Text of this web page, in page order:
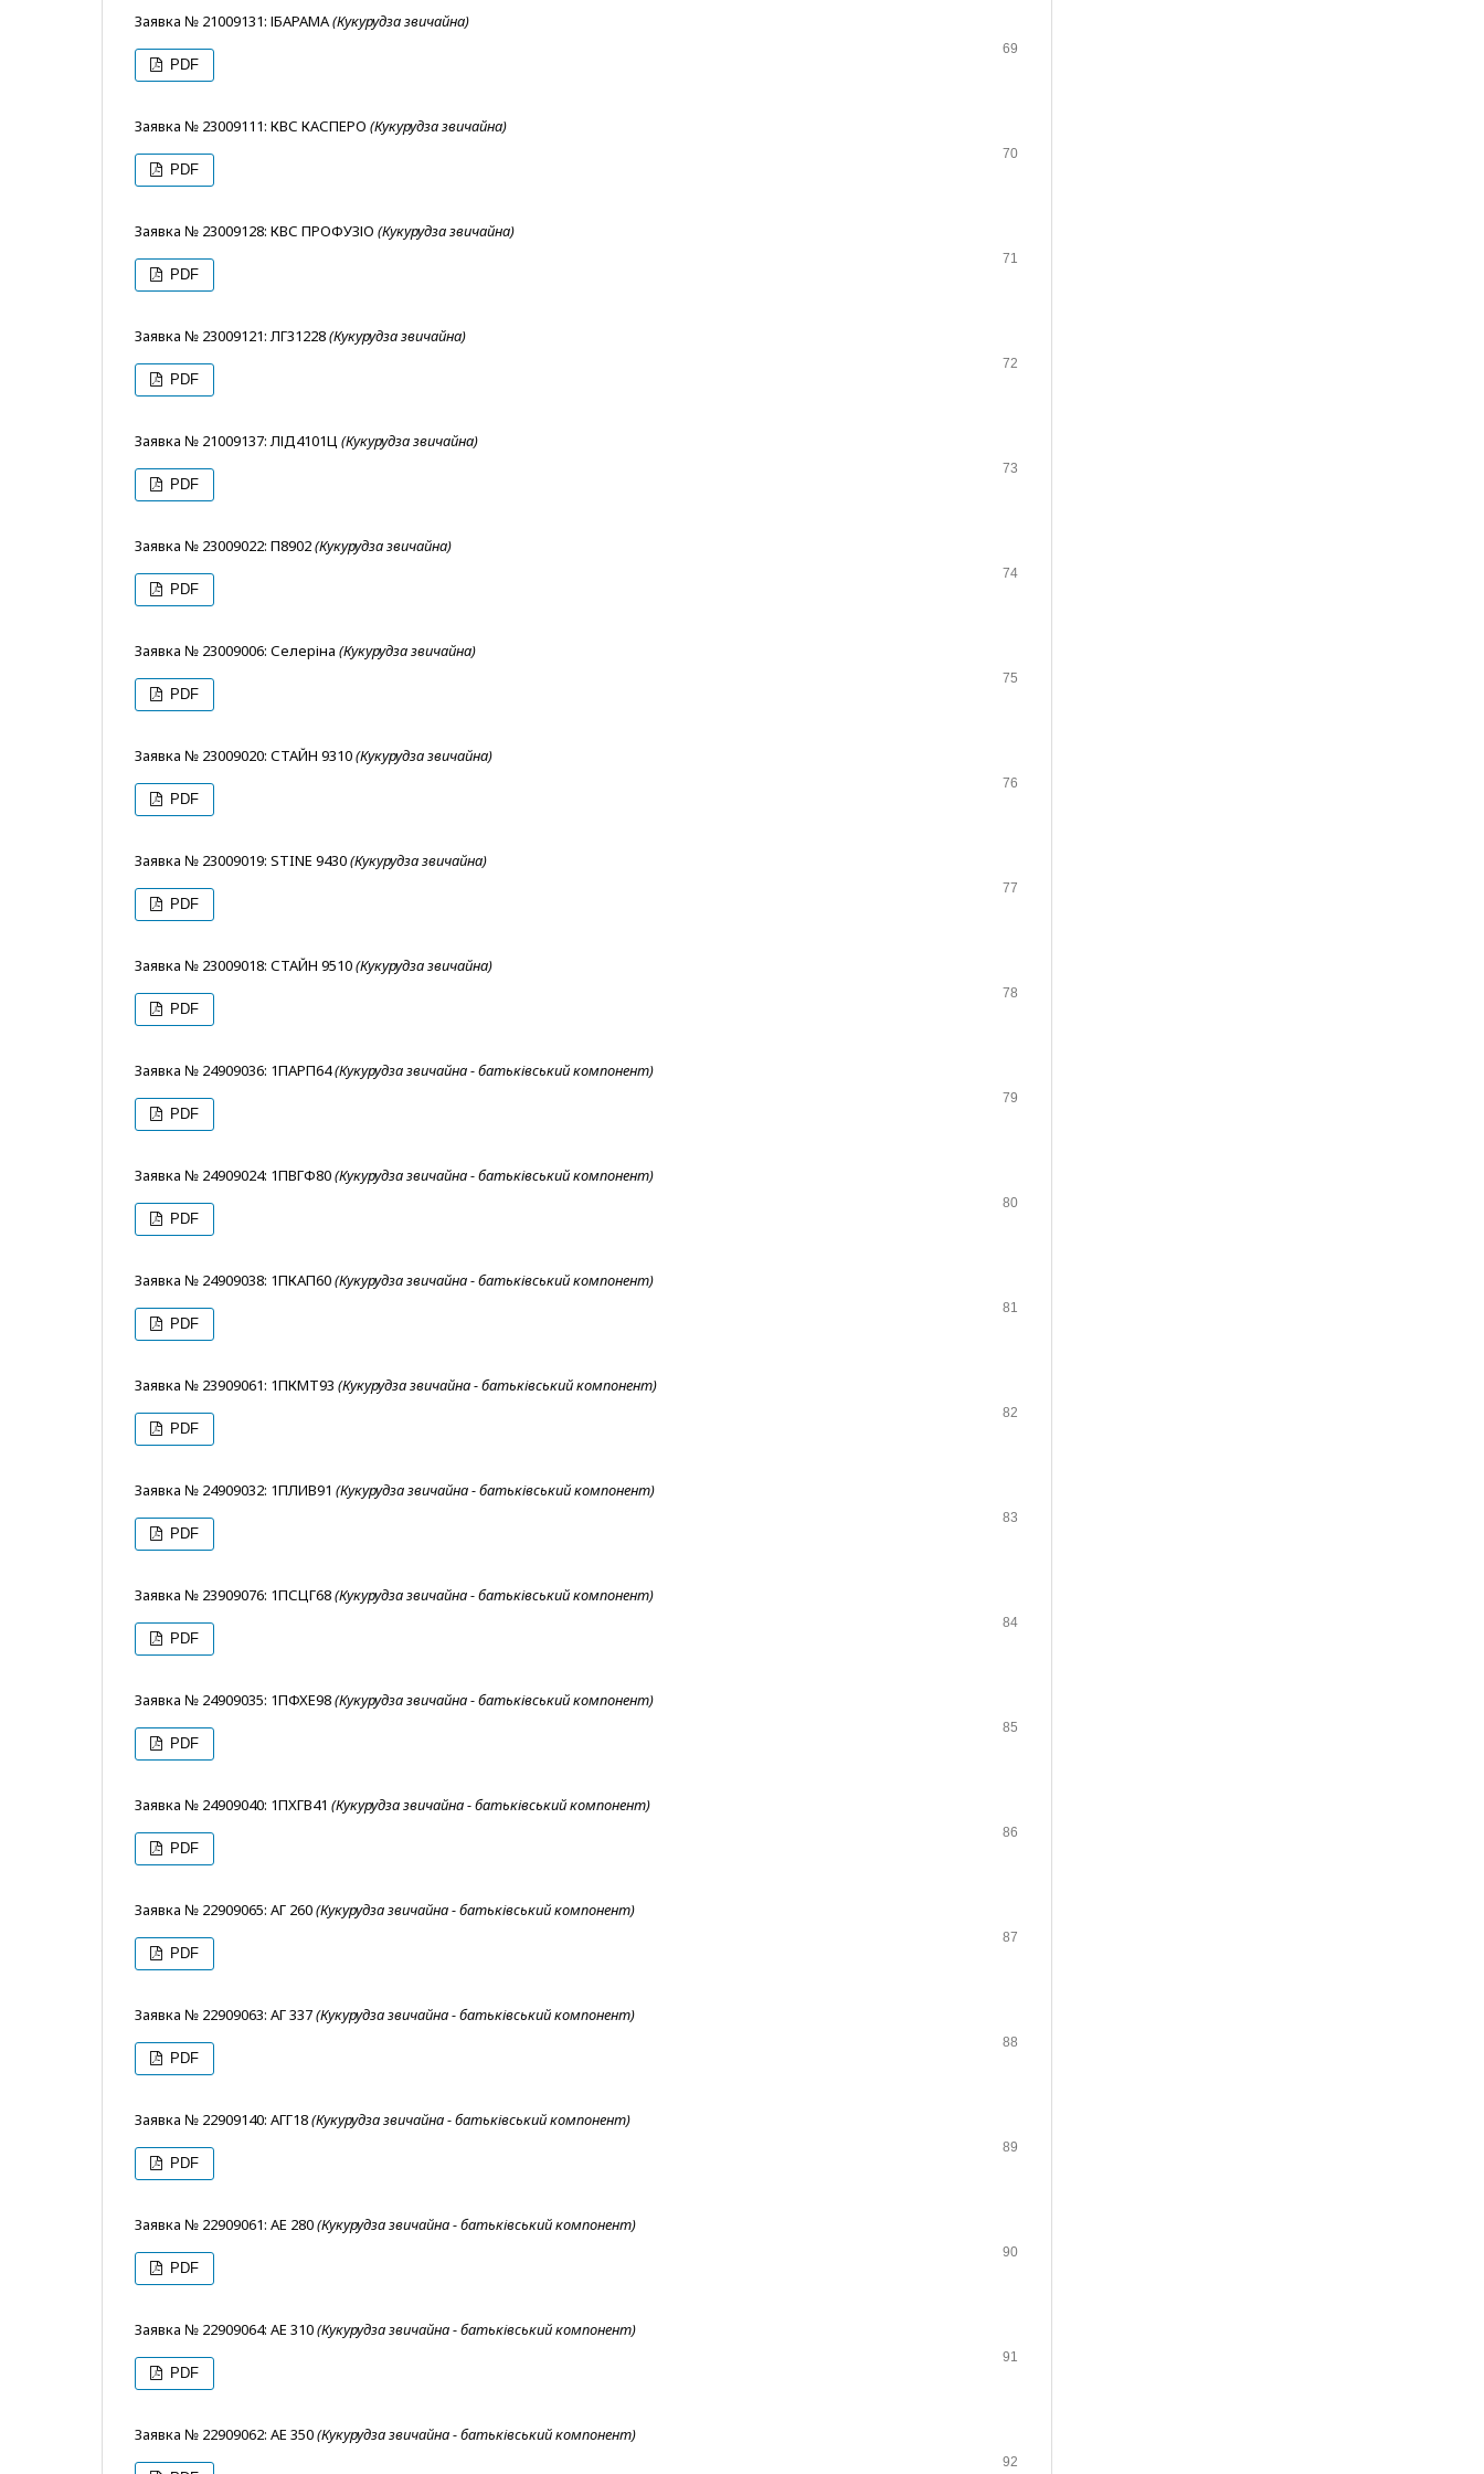
Заявка № 21009131: ІБАРАМА(Кукурудза звичайна)
69
PDF
Заявка № 23009111: КВС КАСПЕРО (Кукурудза звичайна)
70
PDF
Заявка № 23009128: КВС ПРОФУЗІО (Кукурудза звичайна)
71
PDF
Заявка № 23009121: ЛГ31228(Кукурудза звичайна)
72
PDF
Заявка № 21009137: ЛІД4101Ц (Кукурудза звичайна)
73
PDF
Заявка № 23009022: П8902(Кукурудза звичайна)
74
PDF
Заявка № 23009006: Селеріна (Кукурудза звичайна)
75
PDF
Заявка № 23009020: СТАЙН 9310(Кукурудза звичайна)
76
PDF
Заявка № 23009019: STINE 9430(Кукурудза звичайна)
77
PDF
Заявка № 23009018: СТАЙН 9510(Кукурудза звичайна)
78
PDF
Заявка № 24909036: 1ПАРП64(Кукурудза звичайна - батьківський компонент)
79
PDF
Заявка № 24909024: 1ПВГФ80(Кукурудза звичайна - батьківський компонент)
80
PDF
Заявка № 24909038: 1ПКАП60(Кукурудза звичайна - батьківський компонент)
81
PDF
Заявка № 23909061: 1ПКМТ93 (Кукурудза звичайна - батьківський компонент)
82
PDF
Заявка № 24909032: 1ПЛИВ91 (Кукурудза звичайна - батьківський компонент)
83
PDF
Заявка № 23909076: 1ПСЦГ68(Кукурудза звичайна - батьківський компонент)
84
PDF
Заявка № 24909035: 1ПФХЕ98(Кукурудза звичайна - батьківський компонент)
85
PDF
Заявка № 24909040: 1ПХГВ41 (Кукурудза звичайна - батьківський компонент)
86
PDF
Заявка № 22909065: АГ 260(Кукурудза звичайна - батьківський компонент)
87
PDF
Заявка № 22909063: АГ 337(Кукурудза звичайна - батьківський компонент)
88
PDF
Заявка № 22909140: АГГ18(Кукурудза звичайна - батьківський компонент)
89
PDF
Заявка № 22909061: АЕ 280(Кукурудза звичайна - батьківський компонент)
90
PDF
Заявка № 22909064: АЕ 310(Кукурудза звичайна - батьківський компонент)
91
PDF
Заявка № 22909062: АЕ 350(Кукурудза звичайна - батьківський компонент)
92